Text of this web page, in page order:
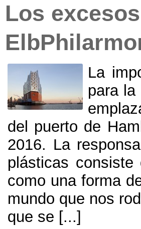
Los
La
para
del puerto de
2016. La
plásticas
como una forma
mundo que nos
que se [...]